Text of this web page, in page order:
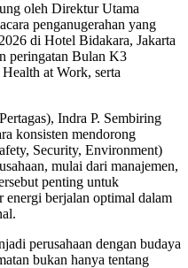
oleh Direktur Utama
penganugerahan yang
di Hotel Bidakara, Jakarta
peringatan Bulan K3
at Work, serta
Indra P. Sembiring
konsisten mendorong
Security, Environment)
mulai dari manajemen,
penting untuk
energi berjalan optimal dalam
perusahaan dengan budaya
bukan hanya tentang